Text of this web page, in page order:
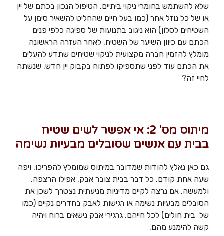
שלא להשתמש בחומרי ניקוי ביתיים. הטיפול הנכון בכתם של יין
או של כל נוזל אחר (כמו בעל חיים שהחליט להשאיר סימן על
השטיחים לסלון) הוא ניגוב בתנועות של ספיגה כלפי פנים
הכתם עם כיוון השיער של השטיח. לאחר העזרה הראשונה
מומלץ להזמין חברה מקצועית לניקוי שטיחים שתדע להעלים
את הכתם עוד לפני שתספיקו לפתוח בקבוק יין חדש. שנשתה
לחיי זה?
מיתוס מס' 2: אי אפשר לשים שטיח
בבית עם אנשים שסובלים מבעיות נשימה
גם כאן נאלץ להודות שמדובר במיתוס שמומלץ להפריכו, ויפה
שעה אחת קודם. כל דבר בבית צובר אבק, אפילו הרצפה,
ולמעשה, אם נרצה לקיים מדיניות מניעתית נצטרך לשכן את
הסובלים מבעיות נשימה או רגישות לאבק בחדרים נקיים (כמו
של בית חולים) לכל חייהם. גרגירי אבק נישאים ברוח ויהיה
קשה להימנע מהם.